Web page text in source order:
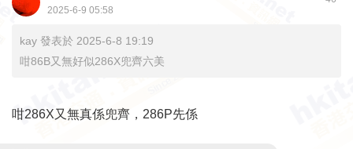
2025-6-9 05:58
kay 發表於 2025-6-8 19:19
咁86B又無好似286X兜齊六美
咁286X又無真係兜齊，286P先係